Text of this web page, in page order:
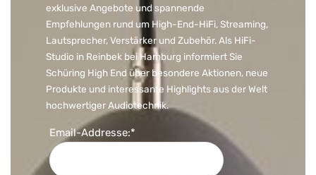
exklusive Angebote und spannende
Empfehlungen rund um High-End-HiFi, Streaming,
Lautsprecher, Verstärker und Zubehör. Als HiFi-
Studio in Reinbek bei Hamburg informiert Sie
Schüring High End über besondere Aktionen, neue
Produkte und interessante Highlights aus der Welt
hochwertiger Audiotechnik.
Email-Addresse:*